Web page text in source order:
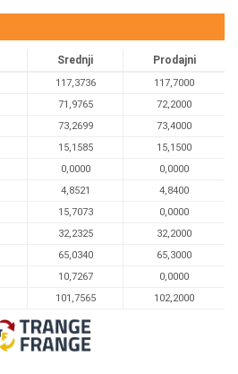
Srednji Prodajni
117,3736
117,7000
71,9765
72,2000
73,2699
73,4000
15,1585
15,1500
0,0000
0,0000
4,8521
4,8400
15,7073
0,0000
32,2325
32,2000
65,0340
65,3000
10,7267
0,0000
101,7565 102,2000